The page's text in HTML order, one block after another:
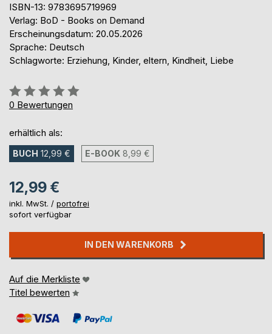
ISBN-13: 9783695719969
Verlag: BoD - Books on Demand
Erscheinungsdatum: 20.05.2026
Sprache: Deutsch
Schlagworte: Erziehung, Kinder, eltern, Kindheit, Liebe
Bewertung::
0%
0 Bewertungen
erhältlich als:
BUCH 12,99 € E-BOOK 8,99 €
12,99 €
inkl. MwSt. / portofrei
sofort verfügbar
IN DEN WARENKORB
Auf die Merkliste
Titel bewerten